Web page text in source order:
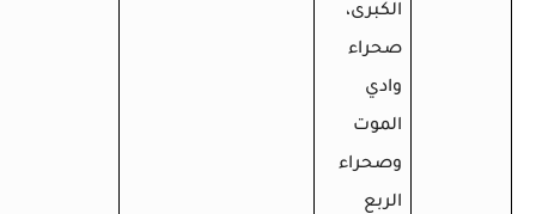
الكبرى،
صحراء
وادي
الموت
وصحراء
الربع